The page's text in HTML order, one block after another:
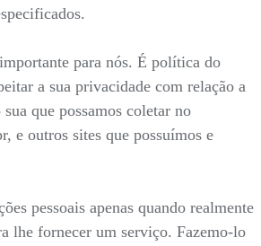
para nós. É política do
a sua privacidade com relação a
que possamos coletar no
e outros sites que possuímos e
pessoais apenas quando realmente
lhe fornecer um serviço. Fazemo-lo